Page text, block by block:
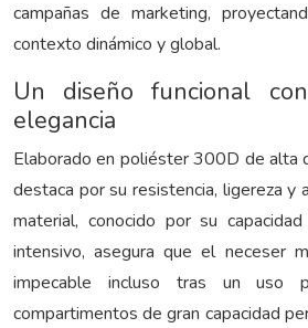
campañas de marketing,
contexto dinámico y global.
Un diseño funcional
elegancia
Elaborado en poliéster 300D de alta
destaca por su resistencia, ligereza y
material, conocido por su
intensivo, asegura que el neceser
impecable incluso tras un uso
compartimentos de gran capacidad